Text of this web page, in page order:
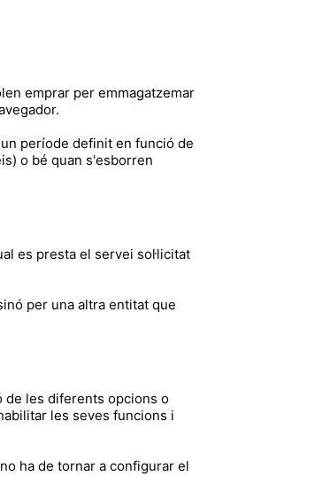
emprar per emmagatzemar
període definit en funció de
o bé quan s'esborren
es presta el servei sol·licitat
per una altra entitat que
de les diferents opcions o
les seves funcions i
ha de tornar a configurar el